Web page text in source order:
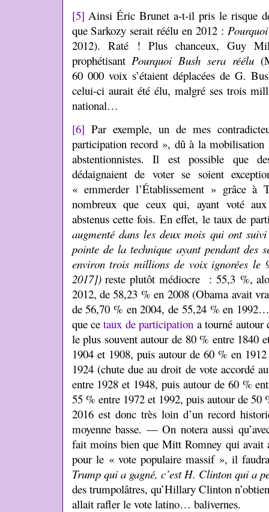
[5] Ainsi Éric Brunet a-t-il pris le risque
que Sarkozy serait réélu en 2012 :
2012). Raté ! Plus chanceux, Guy
prophétisantPourquoi Bush sera réélu
60 000 voix s’étaient déplacées de G.
celui-ci aurait été élu, malgré ses trois
national…
[6] Par exemple, un de mes
participation record », dû à la mobilisation
abstentionnistes. Il est possible que
dédaignaient de voter se soient
« emmerder l’Établissement » grâce
nombreux que ceux qui, ayant voté
abstenus cette fois. En effet, le taux de
augmenté dans les deux mois qui ont
pointe de la technique ayant pendant des
environ trois millions de voix ignorées le
2017])reste plutôt médiocre : 55,3 %,
2012, de 58,23 % en 2008 (Obama avait
de 56,70 % en 2004, de 55,24 % en
que cetaux de participation a tourné autour
le plus souvent autour de 80 % entre 1840
1904 et 1908, puis autour de 60 % en
1924 (chute due au droit de vote accordé
entre 1928 et 1948, puis autour de 60 %
55 % entre 1972 et 1992, puis autour de 50
2016 est donc très loin d’un record
moyenne basse. — On notera aussi
fait moins bien que Mitt Romney qui
pour le « vote populaire massif », il
Trump qui a gagné, c’est H. Clinton qui a
des trumpolâtres, qu’Hillary Clinton
allait rafler le vote latino… balivernes.